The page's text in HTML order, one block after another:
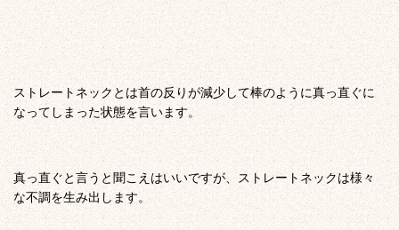
ストレートネックとは首の反りが減少して棒のように真っ直ぐに
なってしまった状態を言います。
真っ直ぐと言うと聞こえはいいですが、ストレートネックは様々
な不調を生み出します。